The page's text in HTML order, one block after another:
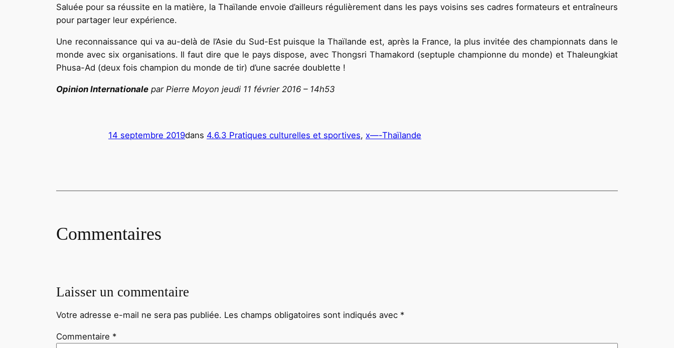
Saluée pour sa réussite en la matière, la Thaïlande envoie d’ailleurs régulièrement dans les pays voisins ses cadres formateurs et entraîneurs
pour partager leur expérience.
Une reconnaissance qui va au-delà de l’Asie du Sud-Est puisque la Thaïlande est, après la France, la plus invitée des championnats dans le
monde avec six organisations. Il faut dire que le pays dispose, avec Thongsri Thamakord (septuple championne du monde) et Thaleungkiat
Phusa-Ad (deux fois champion du monde de tir) d’une sacrée doublette !
Opinion Internationale par Pierre Moyon jeudi 11 février 2016 – 14h53
14 septembre 2019dans 4.6.3 Pratiques culturelles et sportives, x—-Thaïlande
Commentaires
Laisser un commentaire
Votre adresse e-mail ne sera pas publiée. Les champs obligatoires sont indiqués avec *
Commentaire *